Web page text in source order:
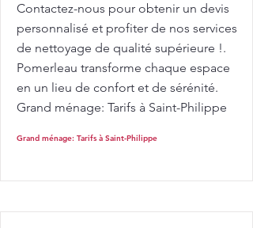
Contactez-nous pour obtenir un devis
personnalisé et profiter de nos services
de nettoyage de qualité supérieure !.
Pomerleau transforme chaque espace
en un lieu de confort et de sérénité.
Grand ménage: Tarifs à Saint-Philippe
Grand ménage: Tarifs à Saint-Philippe